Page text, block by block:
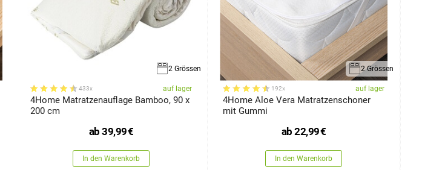
2 Grössen
433x auf lager
4Home Matratzenauflage Bamboo, 90 x
200 cm
ab 39,99€
In den Warenkorb
2 Grössen
192x auf lager
4Home Aloe Vera Matratzenschoner
mit Gummi
ab 22,99€
In den Warenkorb